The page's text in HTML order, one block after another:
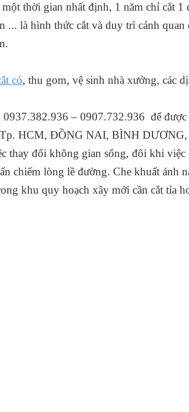
thời gian nhất định, 1 năm chỉ cắt 1
... là hình thức cắt và duy trì cảnh quan
cỏ, thu gom, vệ sinh nhà xưởng, các
– 0907.732.936 để
Tp. HCM, ĐỒNG NAI, BÌNH
thay đổi không gian sống, đôi khi việc
chiếm lòng lề đường. Che khuất ánh
khu quy hoạch xây mới cần cắt tỉa